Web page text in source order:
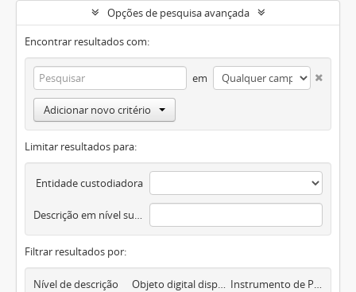
Opções de pesquisa avançada
Encontrar resultados com:
em
Adicionar novo critério
Limitar resultados para:
Entidade custodiadora
Descrição em nível superior
Filtrar resultados por:
Nível de descrição Objeto digital disponível Instrumento de Pesquisa